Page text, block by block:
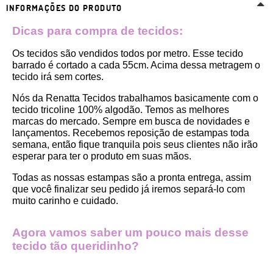
INFORMAÇÕES DO PRODUTO
Dicas para compra de tecidos:
Os tecidos são vendidos todos por metro. Esse tecido
barrado é cortado a cada 55cm. Acima dessa metragem o
tecido irá sem cortes.
Nós da Renatta Tecidos trabalhamos basicamente com o
tecido tricoline 100% algodão. Temos as melhores
marcas do mercado. Sempre em busca de novidades e
lançamentos. Recebemos reposição de estampas toda
semana, então fique tranquila pois seus clientes não irão
esperar para ter o produto em suas mãos.
Todas as nossas estampas são a pronta entrega, assim
que você finalizar seu pedido já iremos separá-lo com
muito carinho e cuidado.
Agora vamos saber um pouco mais desse
tecido tão queridinho?